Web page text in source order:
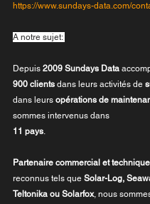
https://www.sundays-data.com/
A notre sujet:
Depuis 2009 Sundays Data
900 clients dans leurs activités de
dans leurs opérations de
sommes intervenus dans
11 pays.
Partenaire commercial et technique
reconnus tels que Solar-Log,
Teltonika ou Solarfox, nous